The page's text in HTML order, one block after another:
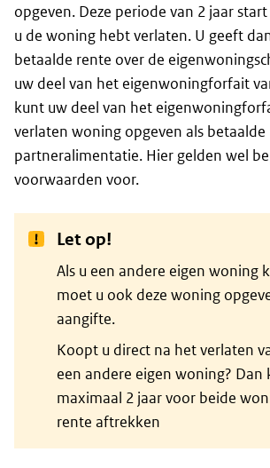
opgeven. Deze periode van 2 jaar
u de woning hebt verlaten. U geeft
betaalde rente over de
uw deel van het eigenwoningforfait
kunt uw deel van het
verlaten woning opgeven als betaalde
partneralimentatie. Hier gelden wel
voorwaarden voor.
Let op!
Als u een andere eigen woning
moet u ook deze woning
aangifte.
Koopt u direct na het verlaten
een andere eigen woning? Dan
maximaal 2 jaar voor beide
rente aftrekken